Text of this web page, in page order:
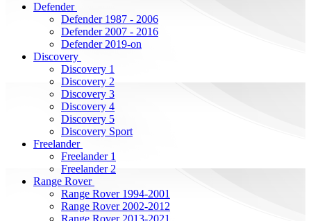
Defender
Defender 1987 - 2006
Defender 2007 - 2016
Defender 2019-on
Discovery
Discovery 1
Discovery 2
Discovery 3
Discovery 4
Discovery 5
Discovery Sport
Freelander
Freelander 1
Freelander 2
Range Rover
Range Rover 1994-2001
Range Rover 2002-2012
Range Rover 2013-2021